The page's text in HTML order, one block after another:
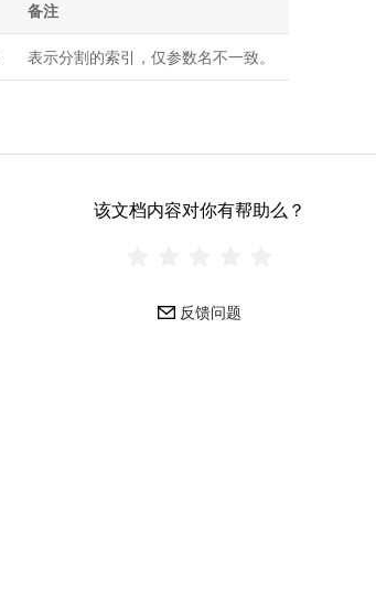
备注
表示分割的索引，仅参数名不一致。
该文档内容对你有帮助么？
反馈问题